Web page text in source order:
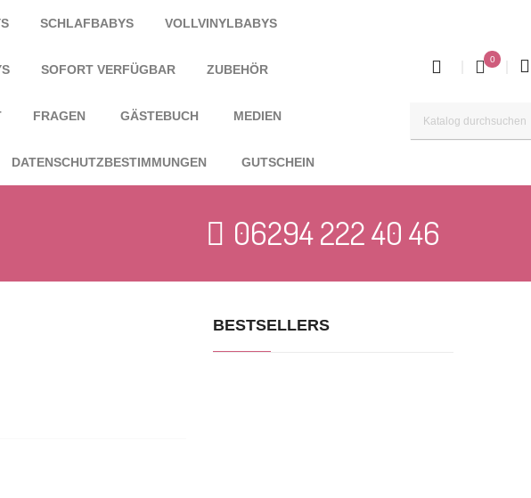
SCHLAFBABYS VOLLVINYLBABYS
SOFORT VERFÜGBAR ZUBEHÖR
FRAGEN GÄSTEBUCH MEDIEN
DATENSCHUTZBESTIMMUNGEN GUTSCHEIN
0
06294 222 40 46
BESTSELLERS